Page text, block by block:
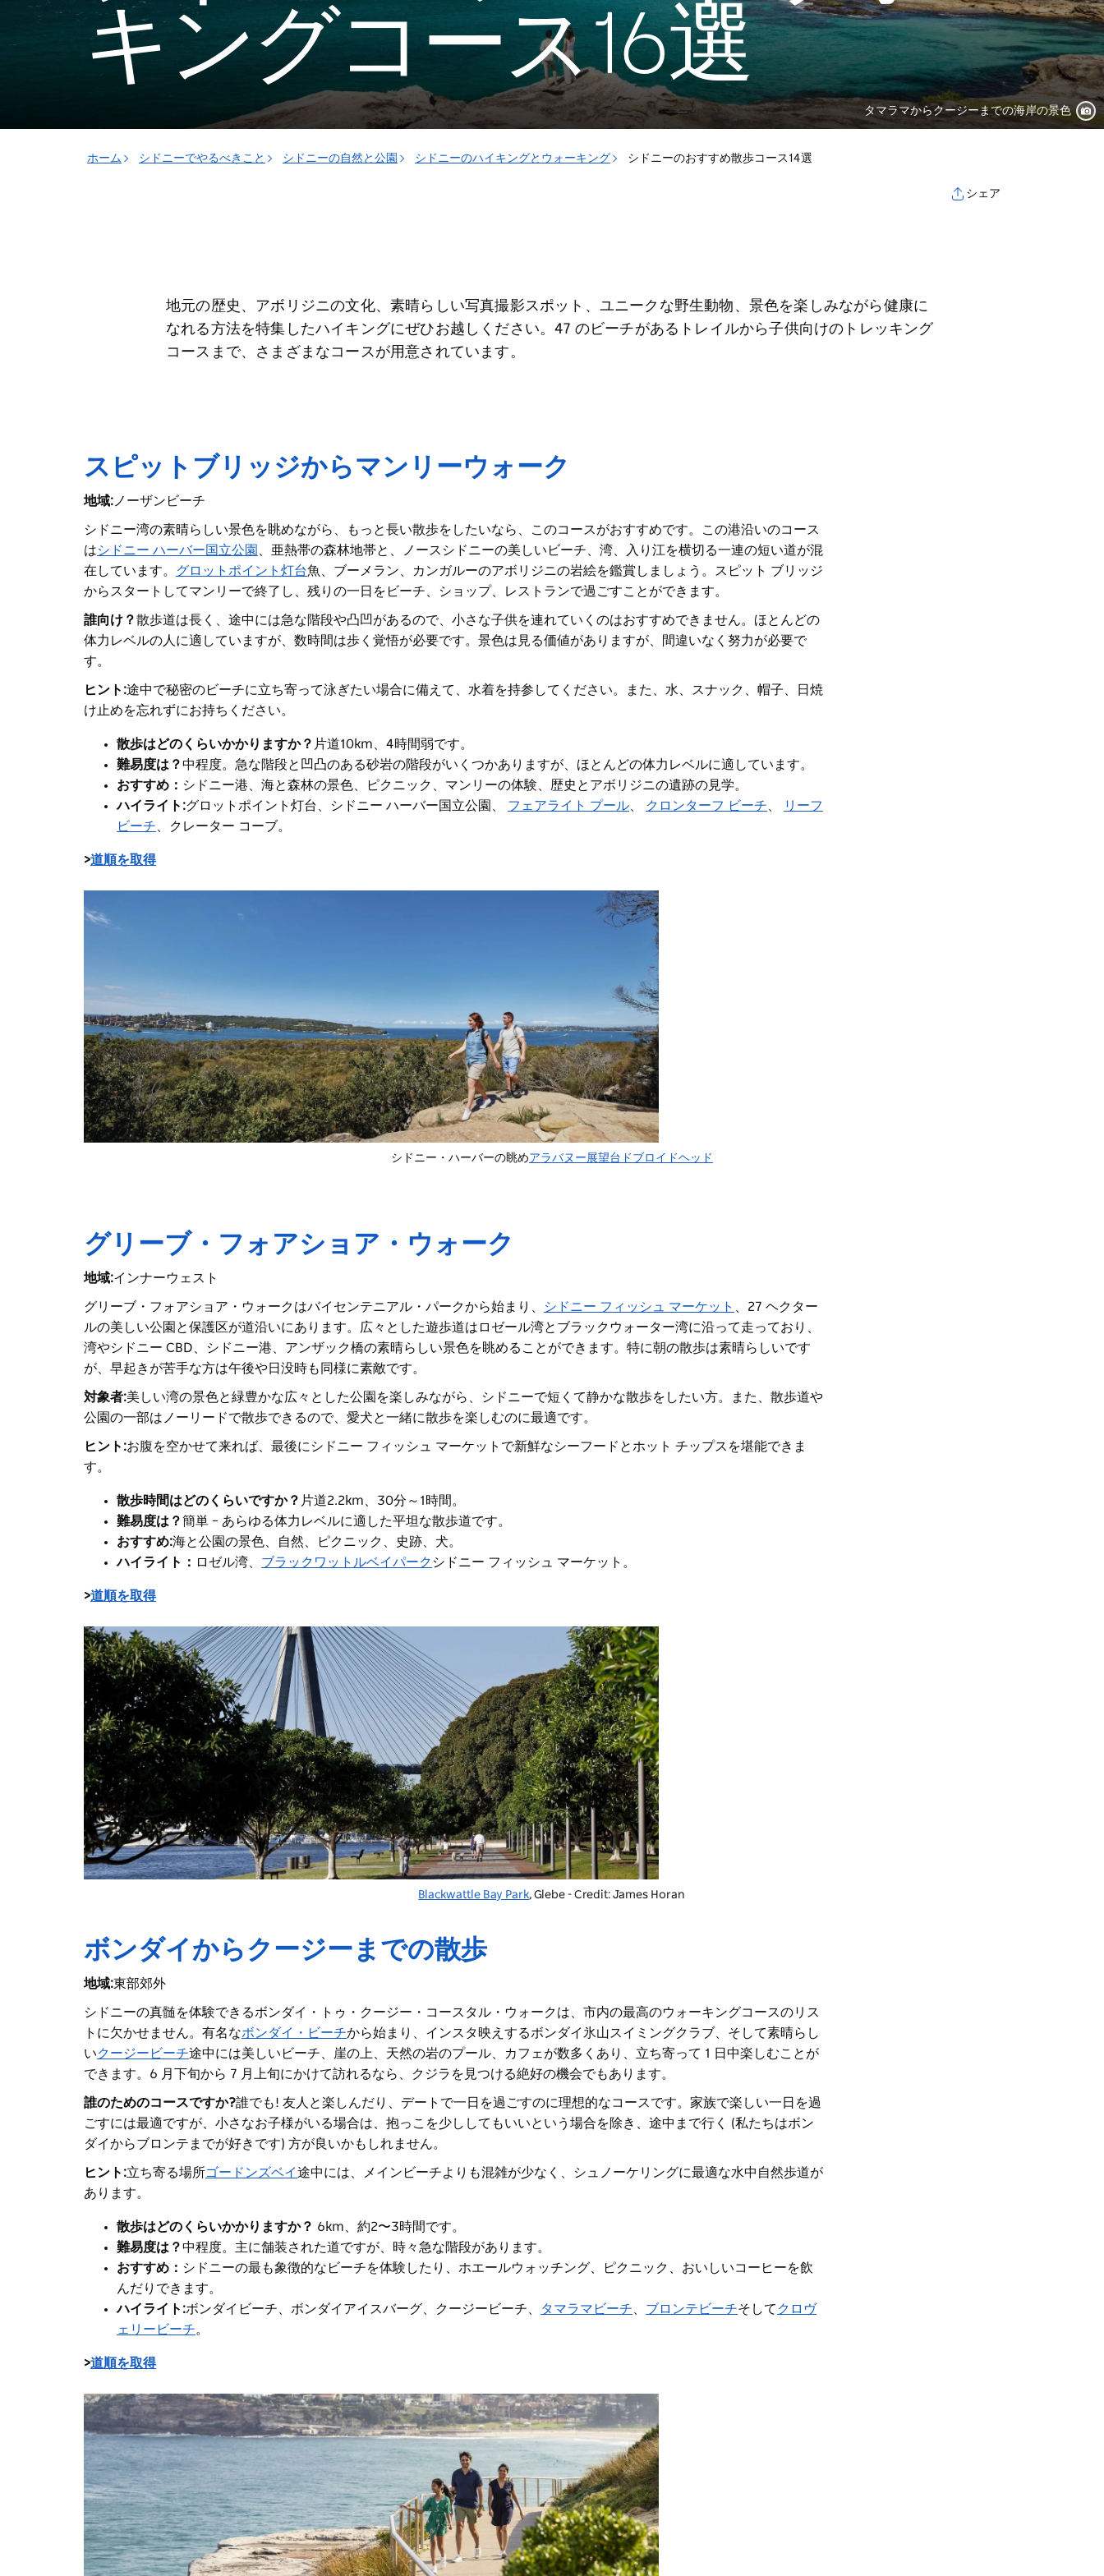
キングコース16選
タマラマからクージーまでの海岸の景色
ホーム シドニーでやるべきこと シドニーの自然と公園 シドニーのハイキングとウォーキング シドニーのおすすめ散歩コース14選
シェア
地元の歴史、アボリジニの文化、素晴らしい写真撮影スポット、ユニークな野生動物、景色を楽しみながら健康に
なれる方法を特集したハイキングにぜひお越しください。47 のビーチがあるトレイルから子供向けのトレッキング
コースまで、さまざまなコースが用意されています。
スピットブリッジからマンリーウォーク
地域: ノーザンビーチ
シドニー湾の素晴らしい景色を眺めながら、もっと長い散歩をしたいなら、このコースがおすすめです。この港沿いのコース
はシドニー ハーバー国立公園
、亜熱帯の森林地帯と、ノースシドニーの美しいビーチ、湾、入り江を横切る一連の短い道が混
在しています。 グロットポイント灯台魚、ブーメラン、カンガルーのアボリジニの岩絵を鑑賞しましょう。スピット ブリッジ
からスタートしてマンリーで終了し、残りの一日をビーチ、ショップ、レストランで過ごすことができます。
誰向け？散歩道は長く、途中には急な階段や凸凹があるので、小さな子供を連れていくのはおすすめできません。ほとんどの
体力レベルの人に適していますが、数時間は歩く覚悟が必要です。景色は見る価値がありますが、間違いなく努力が必要で
す。
ヒント:途中で秘密のビーチに立ち寄って泳ぎたい場合に備えて、水着を持参してください。また、水、スナック、帽子、日焼
け止めを忘れずにお持ちください。
散歩はどのくらいかかりますか？ 片道10km、4時間弱です。
難易度は？中程度。急な階段と凹凸のある砂岩の階段がいくつかありますが、ほとんどの体力レベルに適しています。
おすすめ： シドニー港、海と森林の景色、ピクニック、マンリーの体験、歴史とアボリジニの遺跡の見学。
ハイライト:グロットポイント灯台、シドニー ハーバー国立公園、 フェアライト プール クロンターフ ビーチ
リーフ
ビーチ 、クレーター コーブ。
>道順を取得
シドニー・ハーバーの眺めアラバヌー展望台 ドブロイドヘッド
グリーブ・フォアショア・ウォーク
地域:インナーウェスト
グリーブ・フォアショア・ウォークはバイセンテニアル・パークから始まり、 シドニー フィッシュ マーケット 、27 ヘクター
ルの美しい公園と保護区が道沿いにあります。広々とした遊歩道はロゼール湾とブラックウォーター湾に沿って走っており、
湾やシドニー CBD、シドニー港、アンザック橋の素晴らしい景色を眺めることができます。特に朝の散歩は素晴らしいです
が、早起きが苦手な方は午後や日没時も同様に素敵です。
対象者:美しい湾の景色と緑豊かな広々とした公園を楽しみながら、シドニーで短くて静かな散歩をしたい方。また、散歩道や
公園の一部はノーリードで散歩できるので、愛犬と一緒に散歩を楽しむのに最適です。
ヒント:お腹を空かせて来れば、最後にシドニー フィッシュ マーケットで新鮮なシーフードとホット チップスを堪能できま
す。
散歩時間はどのくらいですか？ 片道2.2km、30分～1時間。
難易度は？簡単 – あらゆる体力レベルに適した平坦な散歩道です。
おすすめ:海と公園の景色、自然、ピクニック、史跡、犬。
ハイライト： ロゼル湾、 ブラックワットルベイパーク シドニー フィッシュ マーケット。
>道順を取得
Blackwattle Bay Park, Glebe - Credit: James Horan
ボンダイからクージーまでの散歩
地域:東部郊外
シドニーの真髄を体験できるボンダイ・トゥ・クージー・コースタル・ウォークは、市内の最高のウォーキングコースのリス
トに欠かせません。有名なボンダイ・ビーチから始まり 、インスタ映えするボンダイ氷山スイミングクラブ、そして素晴らし
いクージービーチ途中には美しいビーチ、崖の上、天然の岩のプール、カフェが数多くあり、立ち寄って 1 日中楽しむことが
できます。6 月下旬から 7 月上旬にかけて訪れるなら、クジラを見つける絶好の機会でもあります。
誰のためのコースですか?誰でも! 友人と楽しんだり、デートで一日を過ごすのに理想的なコースです。家族で楽しい一日を過
ごすには最適ですが、小さなお子様がいる場合は、抱っこを少ししてもいいという場合を除き、途中まで行く (私たちはボン
ダイからブロンテまでが好きです) 方が良いかもしれません。
ヒント:立ち寄る場所ゴードンズベイ途中には、メインビーチよりも混雑が少なく、シュノーケリングに最適な水中自然歩道が
あります。
散歩はどのくらいかかりますか？ 6km、約2〜3時間です。
難易度は？中程度。主に舗装された道ですが、時々急な階段があります。
おすすめ： シドニーの最も象徴的なビーチを体験したり、ホエールウォッチング、ピクニック、おいしいコーヒーを飲
んだりできます。
ハイライト:ボンダイビーチ、ボンダイアイスバーグ、クージービーチ、 タマラマビーチ ブロンテビーチそして クロヴ
ェリービーチ。
>道順を取得